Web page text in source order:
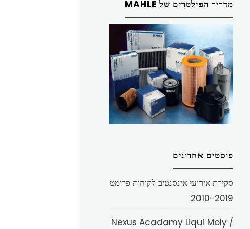
מדריך הפילטרים של MAHLE
פוסטים אחרונים
סקירת אירועי אינסנטיב לקוחות פרומט
2010-2019
Nexus Acadamy Liqui Moly /